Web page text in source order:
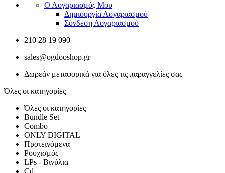
Ο Λογαριασμός Μου
Δημιουργία Λογαριασμού
Σύνδεση Λογαριασμού
210 28 19 090
sales@ogdooshop.gr
Δωρεάν μεταφορικά για όλες τις παραγγελίες σας
Όλες οι κατηγορίες
Όλες οι κατηγορίες
Bundle Set
Combo
ONLY DIGITAL
Προτεινόμενα
Ρουχισμός
LPs - Βινύλια